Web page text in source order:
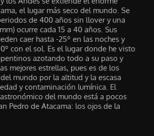
el lugar más seco del mundo. Se
de 400 años sin llover y una
ocurre cada 15 a 40 años. Sus
caer hasta -25º en las noches y
con el sol. Es el lugar donde he visto
azotando todo a su paso y
mejores estrellas, pues es de los
mundo por la altitud y la escasa
y contaminación lumínica. El
del mundo está a pocos
Pedro de Atacama: los ojos de la